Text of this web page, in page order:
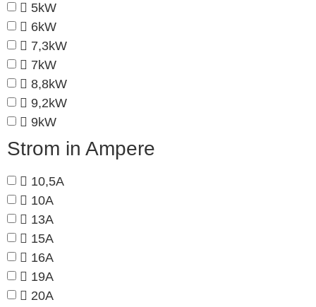
5kW
6kW
7,3kW
7kW
8,8kW
9,2kW
9kW
Strom in Ampere
10,5A
10A
13A
15A
16A
19A
20A